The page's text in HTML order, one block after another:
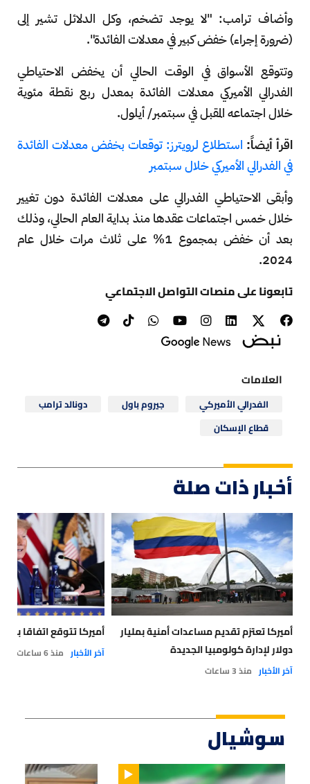
وأضاف ترامب: "لا يوجد تضخم، وكل الدلائل تشير إلى
(ضرورة إجراء) خفض كبير في معدلات الفائدة".
وتتوقع الأسواق في الوقت الحالي أن يخفض الاحتياطي
الفدرالي الأميركي معدلات الفائدة بمعدل ربع نقطة مئوية
خلال اجتماعه المقبل في سبتمبر/ أيلول.
اقرأ أيضاً: استطلاع لرويترز: توقعات بخفض معدلات الفائدة
في الفدرالي الأميركي خلال سبتمبر
وأبقى الاحتياطي الفدرالي على معدلات الفائدة دون تغيير
خلال خمس اجتماعات عقدها منذ بداية العام الحالي، وذلك
بعد أن خفض بمجموع 1% على ثلاث مرات خلال عام
2024.
تابعونا على منصات التواصل الاجتماعي
العلامات
الفدرالي الأميركي جيروم باول
دونالد ترامب
قطاع الإسكان
أخبار ذات صلة
أميركا تعتزم تقديم مساعدات أمنية بمليار
دولار لإدارة كولومبيا الجديدة
آخر الأخبار منذ 3 ساعات
أميركا تتوقع اتفاقا
آخر الأخبار منذ 6 ساعات
سوشيال